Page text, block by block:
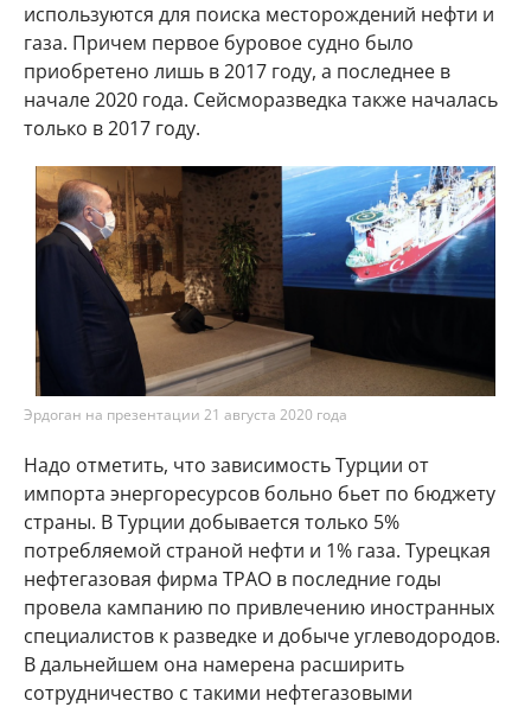
используются для поиска месторождений нефти и
газа. Причем первое буровое судно было
приобретено лишь в 2017 году, а последнее в
начале 2020 года. Сейсморазведка также началась
только в 2017 году.
Эрдоган на презентации 21 августа 2020 года
Надо отметить, что зависимость Турции от
импорта энергоресурсов больно бьет по бюджету
страны. В Турции добывается только 5%
потребляемой страной нефти и 1% газа. Турецкая
нефтегазовая фирма ТРАО в последние годы
провела кампанию по привлечению иностранных
специалистов к разведке и добыче углеводородов.
В дальнейшем она намерена расширить
сотрудничество с такими нефтегазовыми